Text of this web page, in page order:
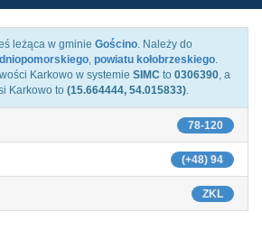
leżąca w gminie Gościno. Należy do
, powiatu kołobrzeskiego.
Karkowo w systemie SIMC to 0306390, a
Karkowo to (15.664444, 54.015833).
78-120
(+48) 94
ZKL